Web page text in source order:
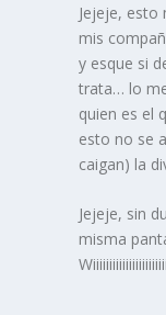
Jejeje, esto
mis
y esque si
trata… lo
quien es el
esto no se
caigan) la
Jejeje, sin
misma